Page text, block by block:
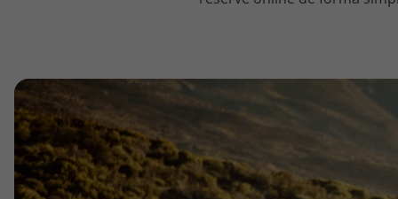
topatlantico@topatlantico.com